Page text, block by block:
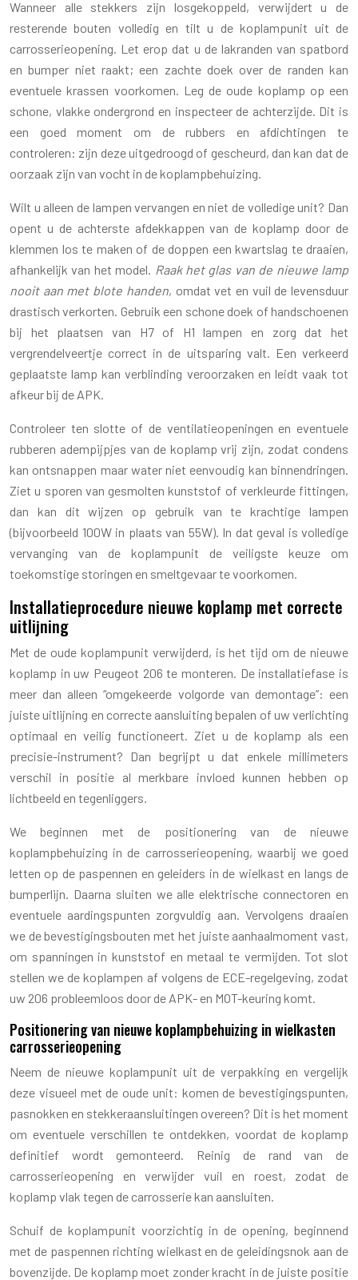
Wanneer alle stekkers zijn losgekoppeld, verwijdert u de
resterende bouten volledig en tilt u de koplampunit uit de
carrosserieopening. Let erop dat u de lakranden van spatbord
en bumper niet raakt; een zachte doek over de randen kan
eventuele krassen voorkomen. Leg de oude koplamp op een
schone, vlakke ondergrond en inspecteer de achterzijde. Dit is
een goed moment om de rubbers en afdichtingen te
controleren: zijn deze uitgedroogd of gescheurd, dan kan dat de
oorzaak zijn van vocht in de koplampbehuizing.
Wilt u alleen de lampen vervangen en niet de volledige unit? Dan
opent u de achterste afdekkappen van de koplamp door de
klemmen los te maken of de doppen een kwartslag te draaien,
afhankelijk van het model. Raak het glas van de nieuwe lamp
nooit aan met blote handen, omdat vet en vuil de levensduur
drastisch verkorten. Gebruik een schone doek of handschoenen
bij het plaatsen van H7 of H1 lampen en zorg dat het
vergrendelveertje correct in de uitsparing valt. Een verkeerd
geplaatste lamp kan verblinding veroorzaken en leidt vaak tot
afkeur bij de APK.
Controleer ten slotte of de ventilatieopeningen en eventuele
rubberen adempijpjes van de koplamp vrij zijn, zodat condens
kan ontsnappen maar water niet eenvoudig kan binnendringen.
Ziet u sporen van gesmolten kunststof of verkleurde fittingen,
dan kan dit wijzen op gebruik van te krachtige lampen
(bijvoorbeeld 100W in plaats van 55W). In dat geval is volledige
vervanging van de koplampunit de veiligste keuze om
toekomstige storingen en smeltgevaar te voorkomen.
Installatieprocedure nieuwe koplamp met correcte
uitlijning
Met de oude koplampunit verwijderd, is het tijd om de nieuwe
koplamp in uw Peugeot 206 te monteren. De installatiefase is
meer dan alleen “omgekeerde volgorde van demontage”: een
juiste uitlijning en correcte aansluiting bepalen of uw verlichting
optimaal en veilig functioneert. Ziet u de koplamp als een
precisie-instrument? Dan begrijpt u dat enkele millimeters
verschil in positie al merkbare invloed kunnen hebben op
lichtbeeld en tegenliggers.
We beginnen met de positionering van de nieuwe
koplampbehuizing in de carrosserieopening, waarbij we goed
letten op de paspennen en geleiders in de wielkast en langs de
bumperlijn. Daarna sluiten we alle elektrische connectoren en
eventuele aardingspunten zorgvuldig aan. Vervolgens draaien
we de bevestigingsbouten met het juiste aanhaalmoment vast,
om spanningen in kunststof en metaal te vermijden. Tot slot
stellen we de koplampen af volgens de ECE-regelgeving, zodat
uw 206 probleemloos door de APK- en MOT-keuring komt.
Positionering van nieuwe koplampbehuizing in wielkasten
carrosserieopening
Neem de nieuwe koplampunit uit de verpakking en vergelijk
deze visueel met de oude unit: komen de bevestigingspunten,
pasnokken en stekkeraansluitingen overeen? Dit is het moment
om eventuele verschillen te ontdekken, voordat de koplamp
definitief wordt gemonteerd. Reinig de rand van de
carrosserieopening en verwijder vuil en roest, zodat de
koplamp vlak tegen de carrosserie kan aansluiten.
Schuif de koplampunit voorzichtig in de opening, beginnend
met de paspennen richting wielkast en de geleidingsnok aan de
bovenzijde. De koplamp moet zonder kracht in de juiste positie